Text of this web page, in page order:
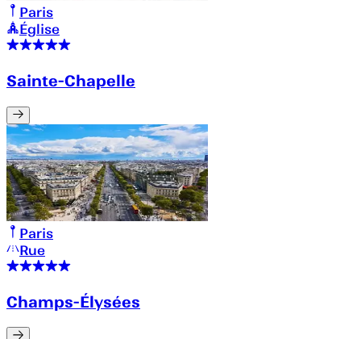
Paris
Église
Sainte-Chapelle
Paris
Rue
Champs-Élysées